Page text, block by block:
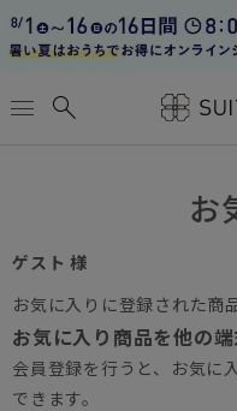
menu search
お
ゲスト 様
お気に入りに登録された商
お気に入り商品を他の
会員登録を行うと、お気に
できます。